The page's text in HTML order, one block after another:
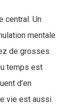
central. Un
mentale
de grosses
temps est
d’en
vie est aussi